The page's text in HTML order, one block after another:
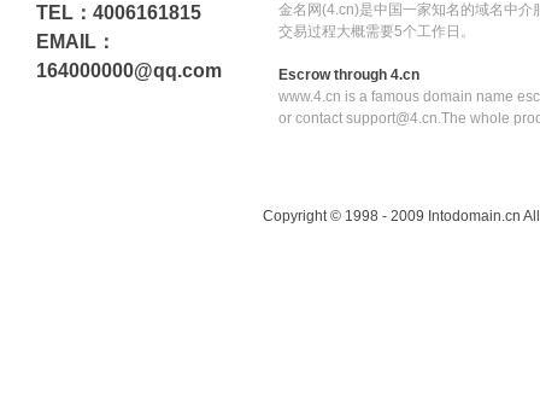
TEL：4006161815
EMAIL：
164000000@qq.com
金名网(4.cn)是中国一家知名的域名中介
交易过程大概需要5个工作日。
Escrow through 4.cn
www.4.cn is a famous domain name
or contact support@4.cn.The whole
Copyright © 1998 - 2009 Intodomain.cn